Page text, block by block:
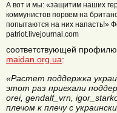
А вот и мы: «защитим наших
коммунистов порвем на
попытаются на них напасть!»
patriot.livejournal.com
соответствующей
maidan.org.ua:
«Растет поддержка
этот раз приехали
orei, gendalf_vrn,
плечом к плечу с